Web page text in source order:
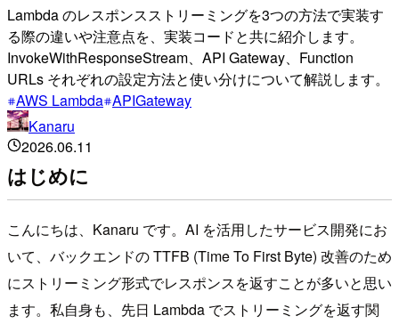
Lambda のレスポンスストリーミングを3つの方法で実装す
る際の違いや注意点を、実装コードと共に紹介します。
InvokeWithResponseStream、API Gateway、Function
URLs それぞれの設定方法と使い分けについて解説します。
AWS Lambda APIGateway
Kanaru
2026.06.11
はじめに
こんにちは、Kanaru です。AI を活用したサービス開発にお
いて、バックエンドの TTFB (Time To First Byte) 改善のため
にストリーミング形式でレスポンスを返すことが多いと思い
ます。私自身も、先日 Lambda でストリーミングを返す関